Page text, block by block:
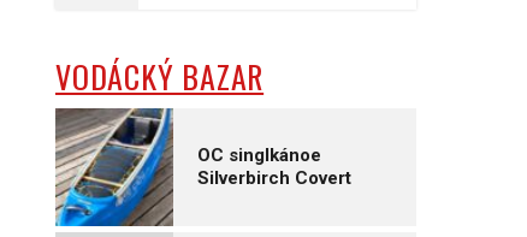
VODÁCKÝ BAZAR
OC singlkánoe
Silverbirch Covert